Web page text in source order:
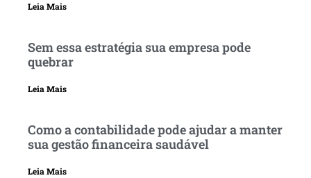
Leia Mais
Sem essa estratégia sua empresa pode
quebrar
Leia Mais
Como a contabilidade pode ajudar a manter
sua gestão financeira saudável
Leia Mais